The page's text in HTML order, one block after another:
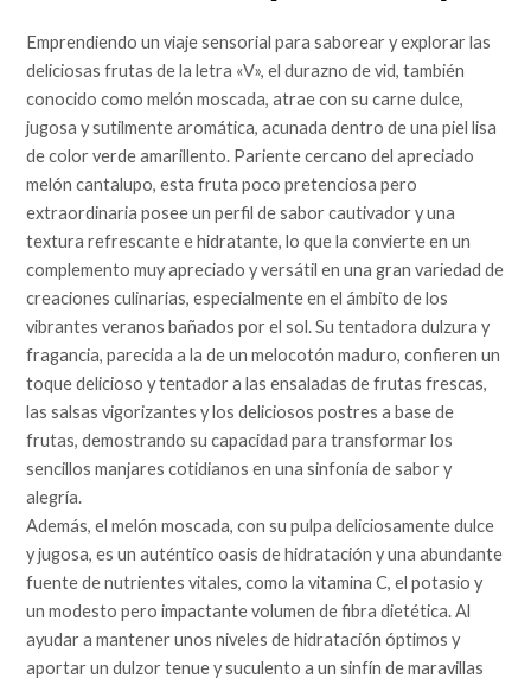
Emprendiendo un viaje sensorial para saborear y explorar las
deliciosas frutas de la letra «V», el durazno de vid, también
conocido como melón moscada, atrae con su carne dulce,
jugosa y sutilmente aromática, acunada dentro de una piel lisa
de color verde amarillento. Pariente cercano del apreciado
melón cantalupo, esta fruta poco pretenciosa pero
extraordinaria posee un perfil de sabor cautivador y una
textura refrescante e hidratante, lo que la convierte en un
complemento muy apreciado y versátil en una gran variedad de
creaciones culinarias, especialmente en el ámbito de los
vibrantes veranos bañados por el sol. Su tentadora dulzura y
fragancia, parecida a la de un melocotón maduro, confieren un
toque delicioso y tentador a las ensaladas de frutas frescas,
las salsas vigorizantes y los deliciosos postres a base de
frutas, demostrando su capacidad para transformar los
sencillos manjares cotidianos en una sinfonía de sabor y
alegría.
Además, el melón moscada, con su pulpa deliciosamente dulce
y jugosa, es un auténtico oasis de hidratación y una abundante
fuente de nutrientes vitales, como la vitamina C, el potasio y
un modesto pero impactante volumen de fibra dietética. Al
ayudar a mantener unos niveles de hidratación óptimos y
aportar un dulzor tenue y suculento a un sinfín de maravillas